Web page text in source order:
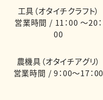
工具（オタイチクラフト）
営業時間 / 11：00 ～20：
00
農機具（オタイチアグリ）
営業時間 / 9：00～17：00